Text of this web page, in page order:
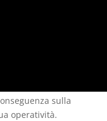
Se l’Utente
sulla
operatività.